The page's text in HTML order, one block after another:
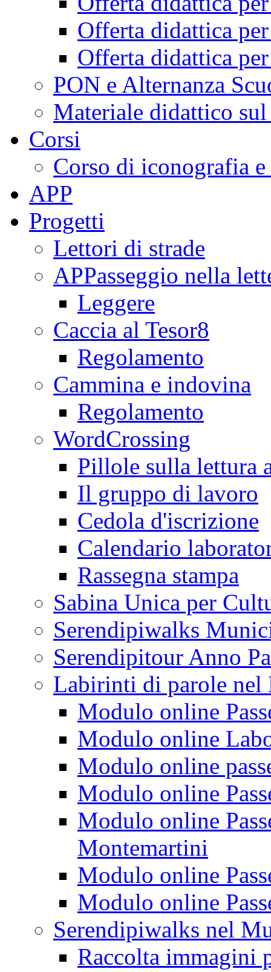
Offerta didattica
Offerta didattica
PON e Alternanza
Materiale didattico
Corsi
Corso di iconografia
APP
Progetti
Lettori di strade
APPasseggio nella
Leggere
Caccia al Tesor8
Regolamento
Cammina e indovina
Regolamento
WordCrossing
Pillole sulla lettura
Il gruppo di lavoro
Cedola d'iscrizione
Calendario
Rassegna stampa
Sabina Unica per
Serendipiwalks
Serendipitour Anno
Labirinti di parole
Modulo online
Modulo online
Modulo online
Modulo online
Modulo online
Montemartini
Modulo online
Modulo online
Serendipiwalks nel
Raccolta immagini